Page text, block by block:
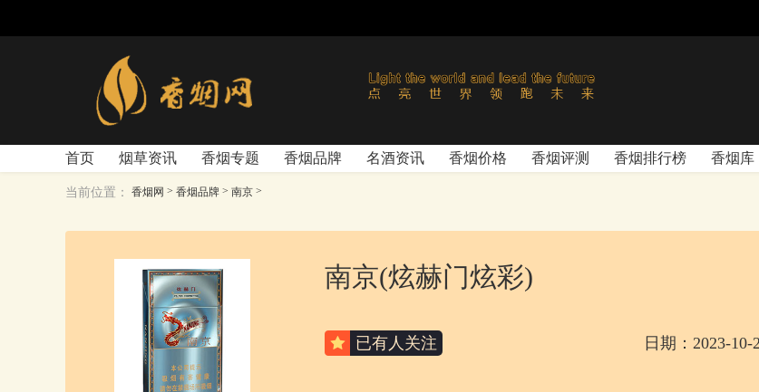
首页 烟草资讯 香烟专题 香烟品牌 名酒资讯 香烟价格 香烟评测 香烟排行榜 香烟库
当前位置： 香烟网 > 香烟品牌 > 南京 >
南京(炫赫门炫彩)
已有人关注 日期：2023-10-